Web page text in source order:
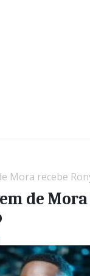
Mora recebe
de